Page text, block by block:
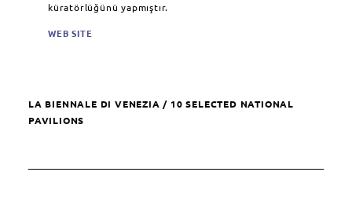
küratörlüğünü yapmıştır.
WEB SITE
LA BIENNALE DI VENEZIA / 10 SELECTED NATIONAL
PAVILIONS